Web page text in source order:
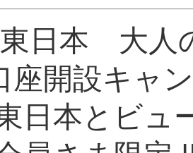
日本 大人
座開設キャ
日本とビュ